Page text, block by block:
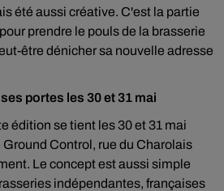
été aussi créative. C'est la partie
prendre le pouls de la brasserie
être dénicher sa nouvelle adresse
portes les 30 et 31 mai
édition se tient les 30 et 31 mai
Control, rue du Charolais
Le concept est aussi simple
indépendantes, françaises